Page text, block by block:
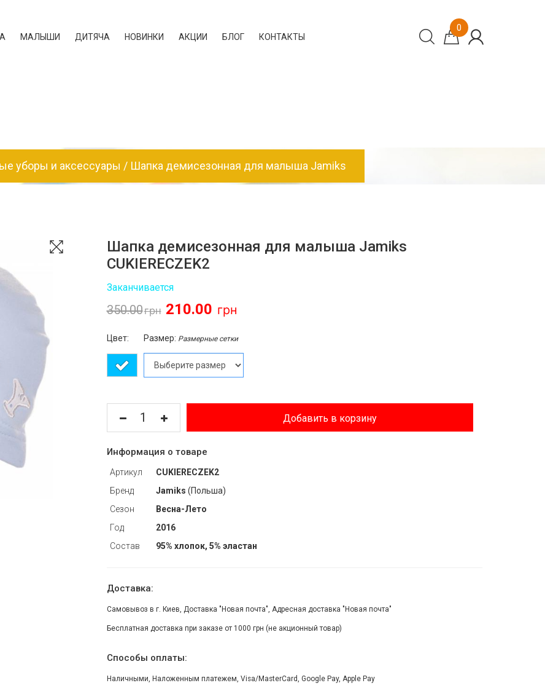
МАЛЫШИ ДИТЯЧА НОВИНКИ АКЦИИ БЛОГ КОНТАКТЫ
0
уборы и аксессуары Шапка демисезонная для малыша Jamiks
Шапка демисезонная для малыша Jamiks
CUKIERECZEK2
Заканчивается
350.00 210.00
Цвет: Размер: Размерные сетки
Добавить в корзину
Информация о товаре
Артикул
CUKIERECZEK2
Бренд
Jamiks (Польша)
Сезон
Весна-Лето
Год
2016
Состав
95% хлопок, 5% эластан
Доставка:
Самовывоз в г. Киев, Доставка "Новая почта", Адресная доставка "Новая почта"
Бесплатная доставка при заказе от 1000 грн (не акционный товар)
Способы оплаты:
Наличными, Наложенным платежем, Visa/MasterCard, Google Pay, Apple Pay